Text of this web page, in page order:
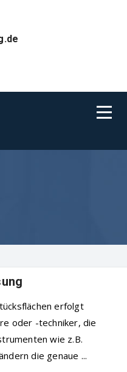
erfolgt
oder -techniker, die
wie z.B.
die genaue ...